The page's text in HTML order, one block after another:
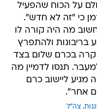
על הכוח שהפעיל
כי "זה לא חדש".
מה היה קורה לו
בריבונות ולהתפרץ
קרה בכרם שלום בצד
תנסו לדמיין מה
מגיע ליישוב כרם
אחר".
צה"ל